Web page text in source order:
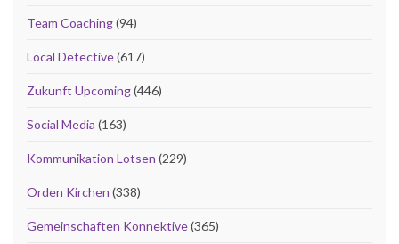
Team Coaching(94)
Local Detective(617)
Zukunft Upcoming(446)
Social Media (163)
Kommunikation Lotsen (229)
Orden Kirchen (338)
Gemeinschaften Konnektive(365)